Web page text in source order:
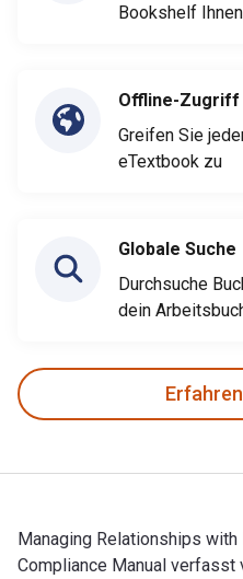
Bookshelf
Offline-Zugriff
Greifen Sie
eTextbook zu
Globale Suche
Durchsuche
dein
Managing Relationships
Compliance Manual verfasst